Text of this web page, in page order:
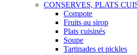
CONSERVES, PLATS
Compote
Fruits au sirop
Plats cuisinés
Soupe
Tartinades et pickles